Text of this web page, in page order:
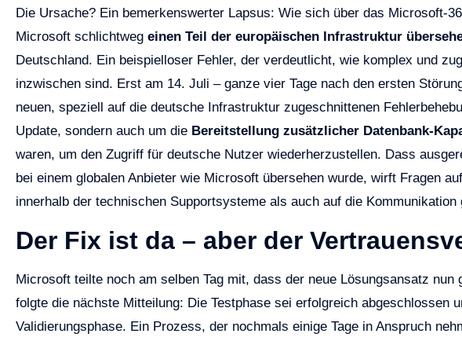
Die Ursache? Ein bemerkenswerter Lapsus: Wie sich über das Microsoft-
Microsoft schlichtweg einen Teil der europäischen Infrastruktur
Deutschland. Ein beispielloser Fehler, der verdeutlicht, wie komplex und
inzwischen sind. Erst am 14. Juli – ganze vier Tage nach den ersten
neuen, speziell auf die deutsche Infrastruktur zugeschnittenen
Update, sondern auch um die Bereitstellung zusätzlicher Datenbank-
waren, um den Zugriff für deutsche Nutzer wiederherzustellen. Dass
bei einem globalen Anbieter wie Microsoft übersehen wurde, wirft Fragen
innerhalb der technischen Supportsysteme als auch auf die Kommunikation
Der Fix ist da – aber der
Microsoft teilte noch am selben Tag mit, dass der neue Lösungsansatz
folgte die nächste Mitteilung: Die Testphase sei erfolgreich abgeschlossen
Validierungsphase. Ein Prozess, der nochmals einige Tage in Anspruch